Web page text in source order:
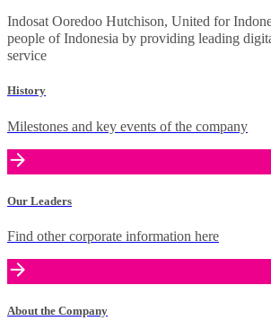
Indosat Ooredoo Hutchison, United for
people of Indonesia by providing leading
service
History
Milestones and key events of the company
Our Leaders
Find other corporate information here
About the Company